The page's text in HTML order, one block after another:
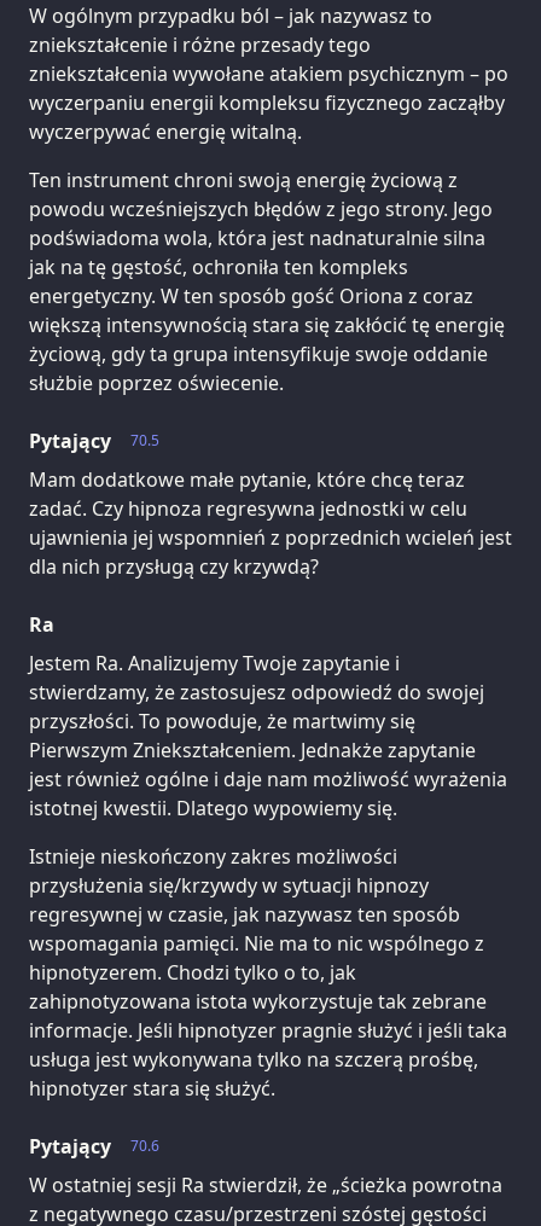
W ogólnym przypadku ból – jak nazywasz to
zniekształcenie i różne przesady tego
zniekształcenia wywołane atakiem psychicznym – po
wyczerpaniu energii kompleksu fizycznego zacząłby
wyczerpywać energię witalną.
Ten instrument chroni swoją energię życiową z
powodu wcześniejszych błędów z jego strony. Jego
podświadoma wola, która jest nadnaturalnie silna
jak na tę gęstość, ochroniła ten kompleks
energetyczny. W ten sposób gość Oriona z coraz
większą intensywnością stara się zakłócić tę energię
życiową, gdy ta grupa intensyfikuje swoje oddanie
służbie poprzez oświecenie.
70.5
Pytający
Mam dodatkowe małe pytanie, które chcę teraz
zadać. Czy hipnoza regresywna jednostki w celu
ujawnienia jej wspomnień z poprzednich wcieleń jest
dla nich przysługą czy krzywdą?
Ra
Jestem Ra. Analizujemy Twoje zapytanie i
stwierdzamy, że zastosujesz odpowiedź do swojej
przyszłości. To powoduje, że martwimy się
Pierwszym Zniekształceniem. Jednakże zapytanie
jest również ogólne i daje nam możliwość wyrażenia
istotnej kwestii. Dlatego wypowiemy się.
Istnieje nieskończony zakres możliwości
przysłużenia się/krzywdy w sytuacji hipnozy
regresywnej w czasie, jak nazywasz ten sposób
wspomagania pamięci. Nie ma to nic wspólnego z
hipnotyzerem. Chodzi tylko o to, jak
zahipnotyzowana istota wykorzystuje tak zebrane
informacje. Jeśli hipnotyzer pragnie służyć i jeśli taka
usługa jest wykonywana tylko na szczerą prośbę,
hipnotyzer stara się służyć.
70.6
Pytający
W ostatniej sesji Ra stwierdził, że „ścieżka powrotna
z negatywnego czasu/przestrzeni szóstej gęstości